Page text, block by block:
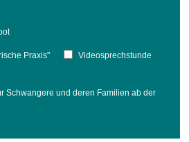
Praxis" Videosprechstunde
Schwangere und deren Familien ab der